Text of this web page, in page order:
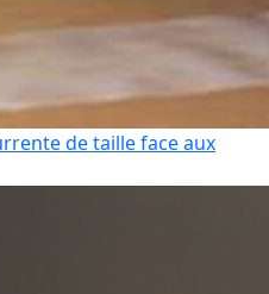
de taille face aux